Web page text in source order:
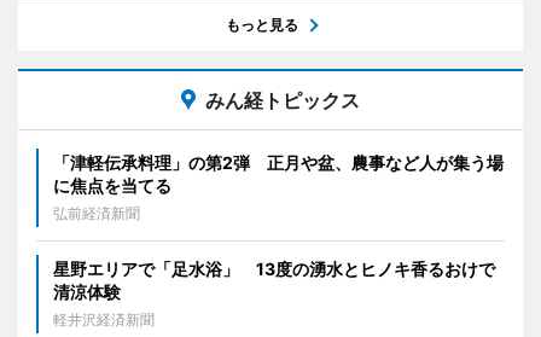
もっと見る
みん経トピックス
「津軽伝承料理」の第2弾 正月や盆、農事など人が集う場
に焦点を当てる
弘前経済新聞
星野エリアで「足水浴」 13度の湧水とヒノキ香るおけで
清涼体験
軽井沢経済新聞